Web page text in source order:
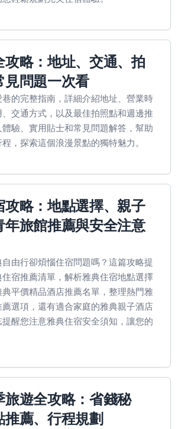
攻略：地址、交通、拍
見問題一次看
的完整指南，詳細介紹地址、營業時
交通方式，以及最佳拍照點和週邊推
驗、實用貼士和常見問題解答，幫助
，探索這個浪漫景點的獨特魅力。
攻略：地點選擇、親子
年旅館推薦與安全注意
由行卻煩惱住宿問題嗎？這篇攻略提
宿推薦清單，解析雅典住宿地點選擇
平價精品酒店推薦名單，整理熱門雅
選項，還有適合家庭的雅典親子酒店
醒您注意雅典住宿安全須知，讓您的
旅遊全攻略：省錢秘
推薦、行程規劃